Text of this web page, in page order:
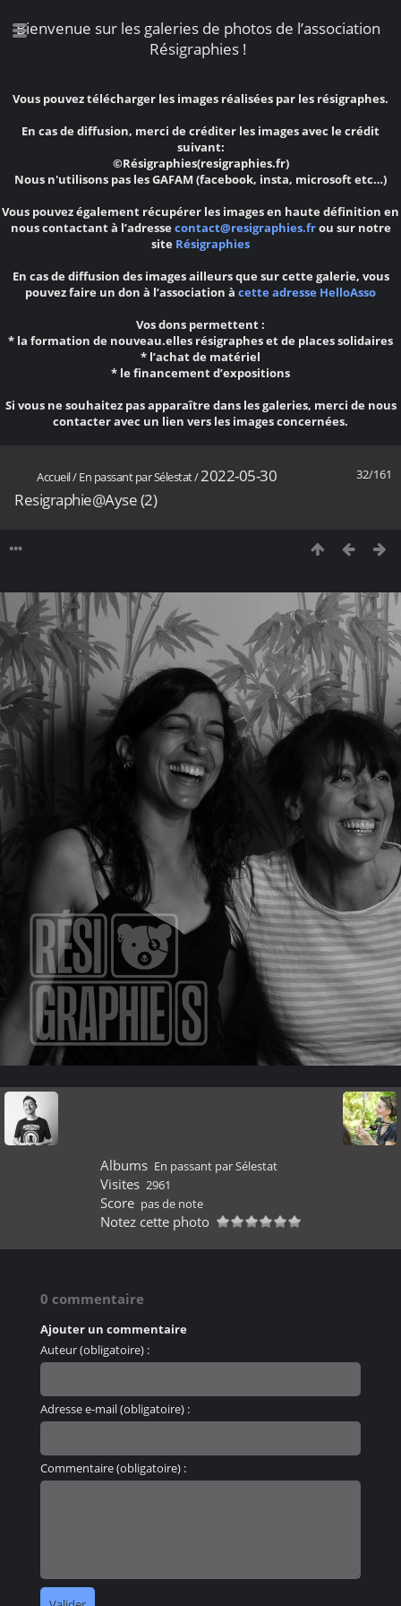
Bienvenue sur les galeries de photos de l’association
Résigraphies !
Vous pouvez télécharger les images réalisées par les résigraphes.
En cas de diffusion, merci de créditer les images avec le crédit
suivant:
©Résigraphies(resigraphies.fr)
Nous n'utilisons pas les GAFAM (facebook, insta, microsoft etc…)
Vous pouvez également récupérer les images en haute définition en
nous contactant à l’adresse contact@resigraphies.frou sur notre
site Résigraphies
En cas de diffusion des images ailleurs que sur cette galerie, vous
pouvez faire un don à l’association à cette adresse HelloAsso
Vos dons permettent :
* la formation de nouveau.elles résigraphes et de places solidaires
* l’achat de matériel
* le financement d’expositions
Si vous ne souhaitez pas apparaître dans les galeries, merci de nous
contacter avec un lien vers les images concernées.
32/161
Accueil/En passant par Sélestat/2022-05-30
Resigraphie@Ayse (2)
Albums En passant par Sélestat
Visites 2961
Score pas de note
Notez cette photo
0 commentaire
Ajouter un commentaire
Auteur (obligatoire) :
Adresse e-mail (obligatoire) :
Commentaire (obligatoire) :